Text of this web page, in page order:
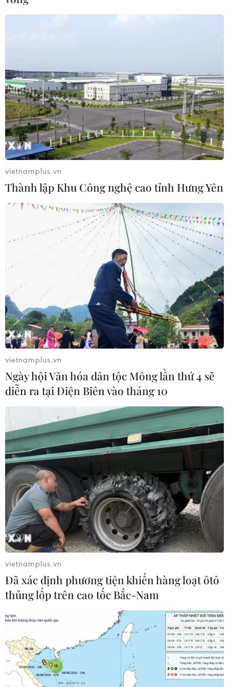
TIN CÙNG CHUYÊN MỤC
vietnamplus.vn
Thành lập Khu Công nghệ cao tỉnh Hưng Yên
vietnamplus.vn
Ngày hội Văn hóa dân tộc Mông lần thứ 4 sẽ
diễn ra tại Điện Biên vào tháng 10
vietnamplus.vn
Đã xác định phương tiện khiến hàng loạt ôtô
thủng lốp trên cao tốc Bắc-Nam